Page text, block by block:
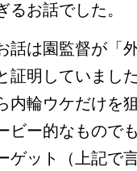
るお話でした。
は園監督が「
証明していまし
内輪ウケだけを
ビー的なもので
ゲット（上記で